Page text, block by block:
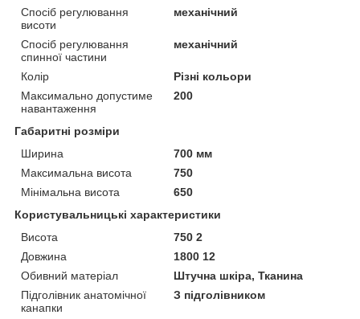
Спосіб регулювання
висоти
механічний
Спосіб регулювання
спинної частини
механічний
Колір
Різні кольори
Максимально допустиме
навантаження
200
Габаритні розміри
Ширина
700 мм
Максимальна висота
750
Мінімальна висота
650
Користувальницькі характеристики
Висота
750 2
Довжина
1800 12
Обивний матеріал
Штучна шкіра, Тканина
Підголівник анатомічної
канапки
З підголівником